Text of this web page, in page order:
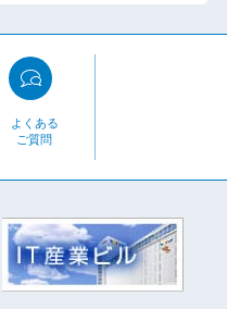
よくある
ご質問